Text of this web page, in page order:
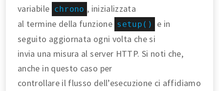
variabile chrono , inizializzata
al termine della funzione setup()
e in
seguito aggiornata ogni volta che si
invia una misura al server HTTP. Si noti che,
anche in questo caso per
controllare il flusso dell’esecuzione ci affidiamo